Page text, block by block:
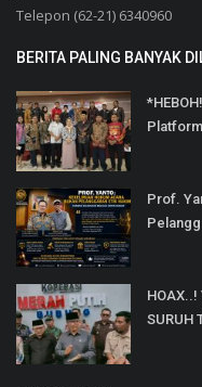
Telepon (62-21) 6340960
BERITA PALING BANYAK
Prof.
HOAX..!
SURUH